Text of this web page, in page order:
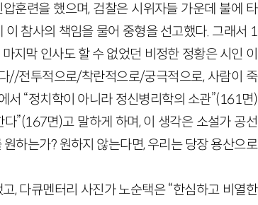
훈련을 했으며, 검찰은 시위자들 가운데 불에 타
참사의 책임을 물어 중형을 선고했다. 그래서 1
지막 인사도 할 수 없었던 비정한 정황은 시인 이
//전투적으로/착란적으로/궁극적으로, 사람이 죽
서 “정치학이 아니라 정신병리학의 소관”(161면)
”(167면)고 말하게 하며, 이 생각은 소설가 공선
하는가? 원하지 않는다면, 우리는 당장 용산으로
, 다큐멘터리 사진가 노순택은 “한심하고 비열한